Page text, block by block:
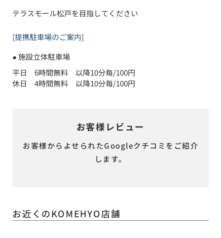
テラスモール松戸を目指してください
[提携駐車場のご案内]
● 施設立体駐車場
平日　6時間無料　以降10分毎/100円
休日　4時間無料　以降10分毎/100円
お客様レビュー
お客様からよせられたGoogleクチコミをご紹介
します。
お近くのKOMEHYO店舗